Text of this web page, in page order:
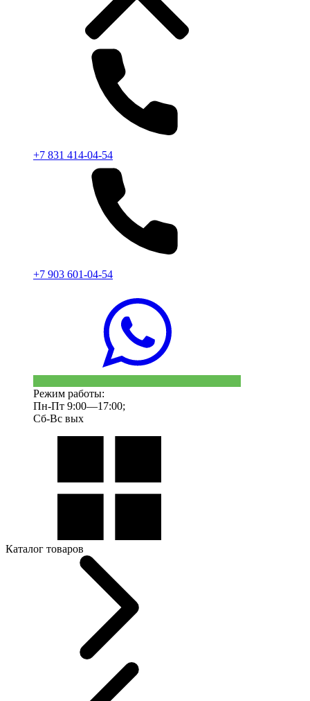
+7 831 414-04-54
+7 903 601-04-54
Режим работы:
Пн-Пт 9:00—17:00;
Сб-Вс вых
Каталог товаров